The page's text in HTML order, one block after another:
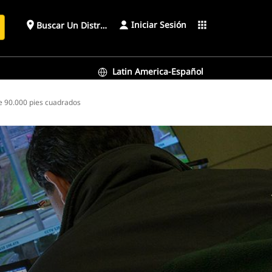
place Buscar Un Distribuidor Iniciar Sesión apps
Latin America-Español
90.000 pies cuadrados